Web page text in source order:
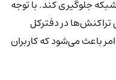
و هک شدن شبکه جلوگیری کند. با توجه
در دفترکل
باعث می‌شود که کاربران